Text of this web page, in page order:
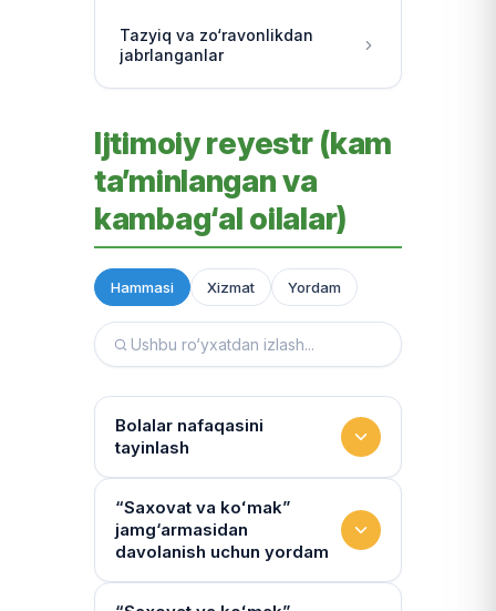
Tazyiq va zo‘ravonlikdan
jabrlanganlar
Ijtimoiy reyestr (kam
ta’minlangan va
kambag‘al oilalar)
Hammasi Xizmat Yordam
Bolalar nafaqasini
tayinlash
To‘lov miqdori
Miqdor qonunchilik bilan belgilanadi.
“Kambag‘allik chegarasidagi oila”ga
75% yoki 50% to‘lanadi
“Saxovat va koʻmak”
jamg‘armasidan
davolanish uchun yordam